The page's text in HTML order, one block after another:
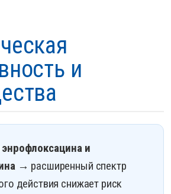
и
и
→ расширенный спектр
действия снижает риск